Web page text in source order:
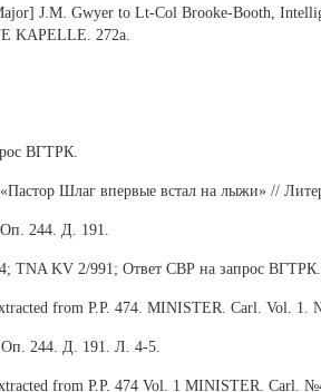
J.M. Gwyer to Lt-Col Brooke-Booth,
KAPELLE. 272a.
ВГТРК.
Шлаг впервые встал на лыжи» //
244. Д. 191.
TNA KV 2/991; Ответ СВР на запрос ВГТРК.
from P.P. 474. MINISTER. Carl. Vol. 1.
244. Д. 191. Л. 4-5.
from P.P. 474 Vol. 1 MINISTER. Carl.